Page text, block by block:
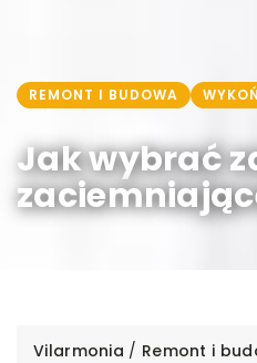
REMONT I BUDOWA
Jak wybrać
Vilarmonia / Remont i